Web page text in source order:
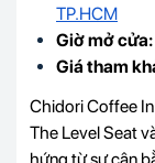
TP.HCM
Giờ mở cửa:
Giá tham
Chidori Coffee
The Level Seat